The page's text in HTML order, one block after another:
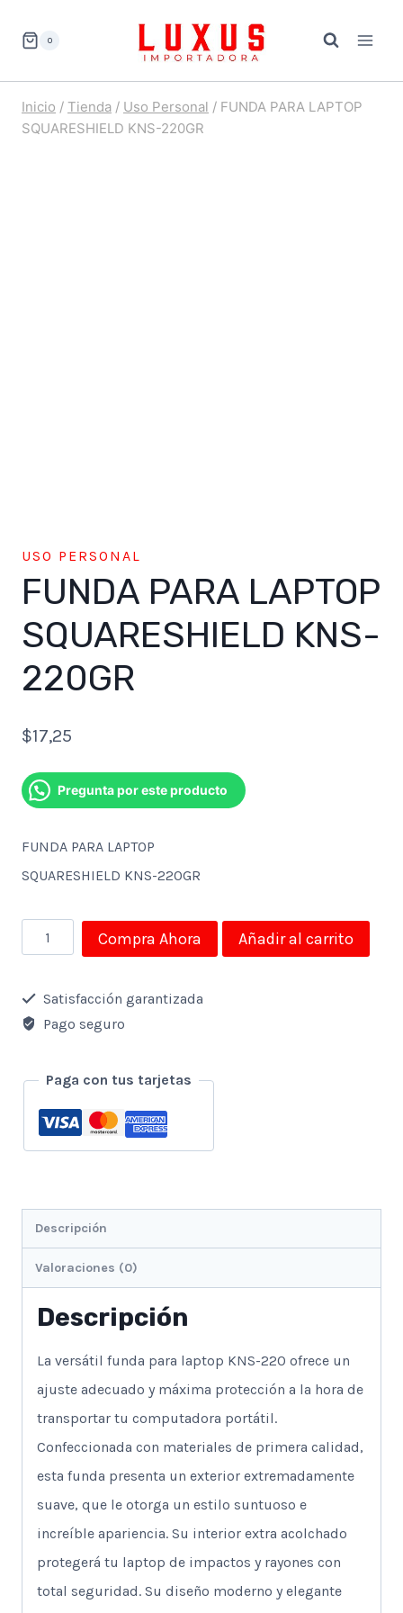
0
Inicio / Tienda / Uso Personal / FUNDA PARA LAPTOP
SQUARESHIELD KNS-220GR
USO PERSONAL
FUNDA PARA LAPTOP
SQUARESHIELD KNS-
220GR
$17,25
Pregunta por este producto
FUNDA PARA LAPTOP
SQUARESHIELD KNS-220GR
FUNDA
PARA
LAPTOP
SQUARESHIELD
220GR
cantidad
Compra Ahora Añadir al carrito
Satisfacción garantizada
Pago seguro
Paga con tus tarjetas
Descripción
Valoraciones (0)
Descripción
La versátil funda para laptop KNS-220 ofrece un
ajuste adecuado y máxima protección a la hora de
transportar tu computadora portátil.
Confeccionada con materiales de primera calidad,
esta funda presenta un exterior extremadamente
suave, que le otorga un estilo suntuoso e
increíble apariencia. Su interior extra acolchado
protegerá tu laptop de impactos y rayones con
total seguridad. Su diseño moderno y elegante